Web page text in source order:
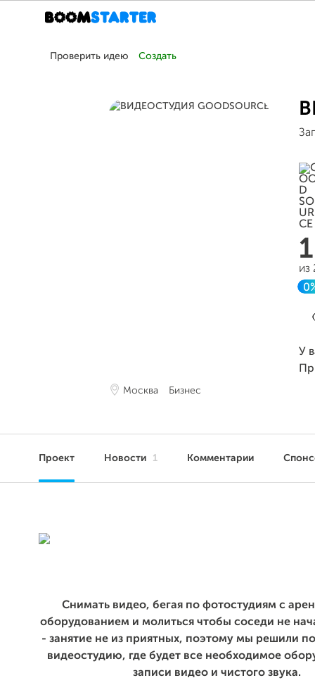
Проверить идею Создать
Москва Бизнес
из
У
Проект Новости 1 Комментарии
Снимать видео, бегая по фотостудиям с
оборудованием и молиться чтобы соседи не
- занятие не из приятных, поэтому мы решили
видеостудию, где будет все необходимое
записи видео и чистого звука.